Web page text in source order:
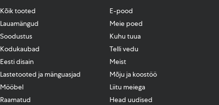
Kõik tooted
Lauamängud
Soodustus
Kodukaubad
Eesti disain
Lastetooted ja mänguasjad
Mööbel
Raamatud
E-pood
Meie poed
Kuhu tuua
Telli vedu
Meist
Mõju ja koostöö
Liitu meiega
Head uudised